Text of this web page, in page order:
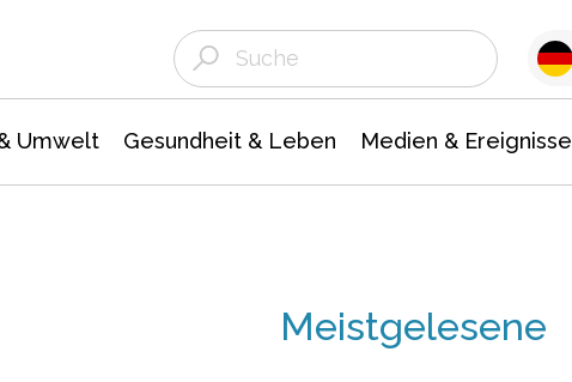
Umwelt Gesundheit & Leben Medien & Ereignisse
Meistgelesene